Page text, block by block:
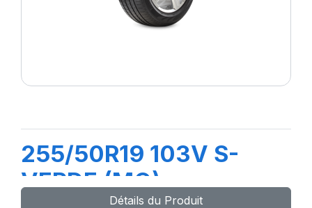
255/50R19 103V S-
VERDE (MO)
Détails du Produit